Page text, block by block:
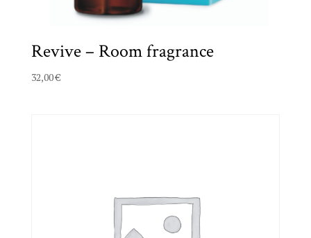
Revive – Room fragrance
32,00€